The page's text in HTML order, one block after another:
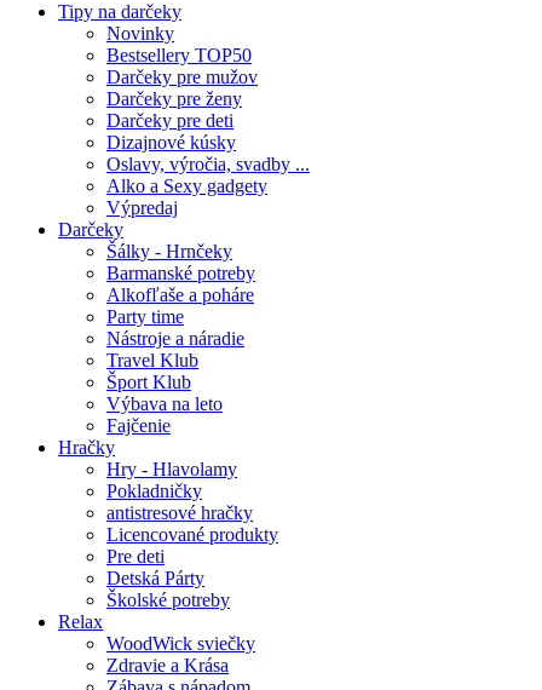
Tipy na darčeky
Novinky
Bestsellery TOP50
Darčeky pre mužov
Darčeky pre ženy
Darčeky pre deti
Dizajnové kúsky
Oslavy, výročia, svadby ...
Alko a Sexy gadgety
Výpredaj
Darčeky
Šálky - Hrnčeky
Barmanské potreby
Alkofľaše a poháre
Party time
Nástroje a náradie
Travel Klub
Šport Klub
Výbava na leto
Fajčenie
Hračky
Hry - Hlavolamy
Pokladničky
antistresové hračky
Licencované produkty
Pre deti
Detská Párty
Školské potreby
Relax
WoodWick sviečky
Zdravie a Krása